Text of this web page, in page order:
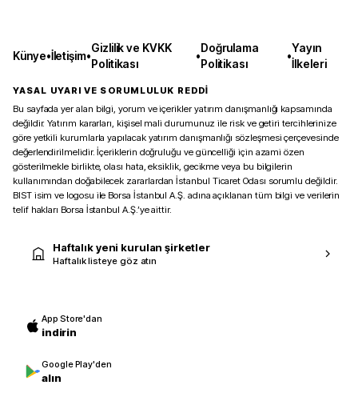
Künye•İletişim•
Gizlilik ve KVKK
Politikası
•
Doğrulama
Politikası
•
Yayın
İlkeleri
YASAL UYARI VE SORUMLULUK REDDİ
Bu sayfada yer alan bilgi, yorum ve içerikler yatırım danışmanlığı kapsamında
değildir. Yatırım kararları, kişisel mali durumunuz ile risk ve getiri tercihlerinize
göre yetkili kurumlarla yapılacak yatırım danışmanlığı sözleşmesi çerçevesinde
değerlendirilmelidir. İçeriklerin doğruluğu ve güncelliği için azami özen
gösterilmekle birlikte, olası hata, eksiklik, gecikme veya bu bilgilerin
kullanımından doğabilecek zararlardan İstanbul Ticaret Odası sorumlu değildir.
BIST isim ve logosu ile Borsa İstanbul A.Ş. adına açıklanan tüm bilgi ve verilerin
telif hakları Borsa İstanbul A.Ş.’ye aittir.
Haftalık yeni kurulan şirketler
Haftalık listeye göz atın
App Store'dan
indirin
Google Play'den
alın